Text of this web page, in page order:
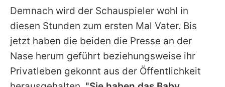
Demnach wird der Schauspieler wohl in
diesen Stunden zum ersten Mal Vater. Bis
jetzt haben die beiden die Presse an der
Nase herum geführt beziehungsweise ihr
Privatleben gekonnt aus der Öffentlichkeit